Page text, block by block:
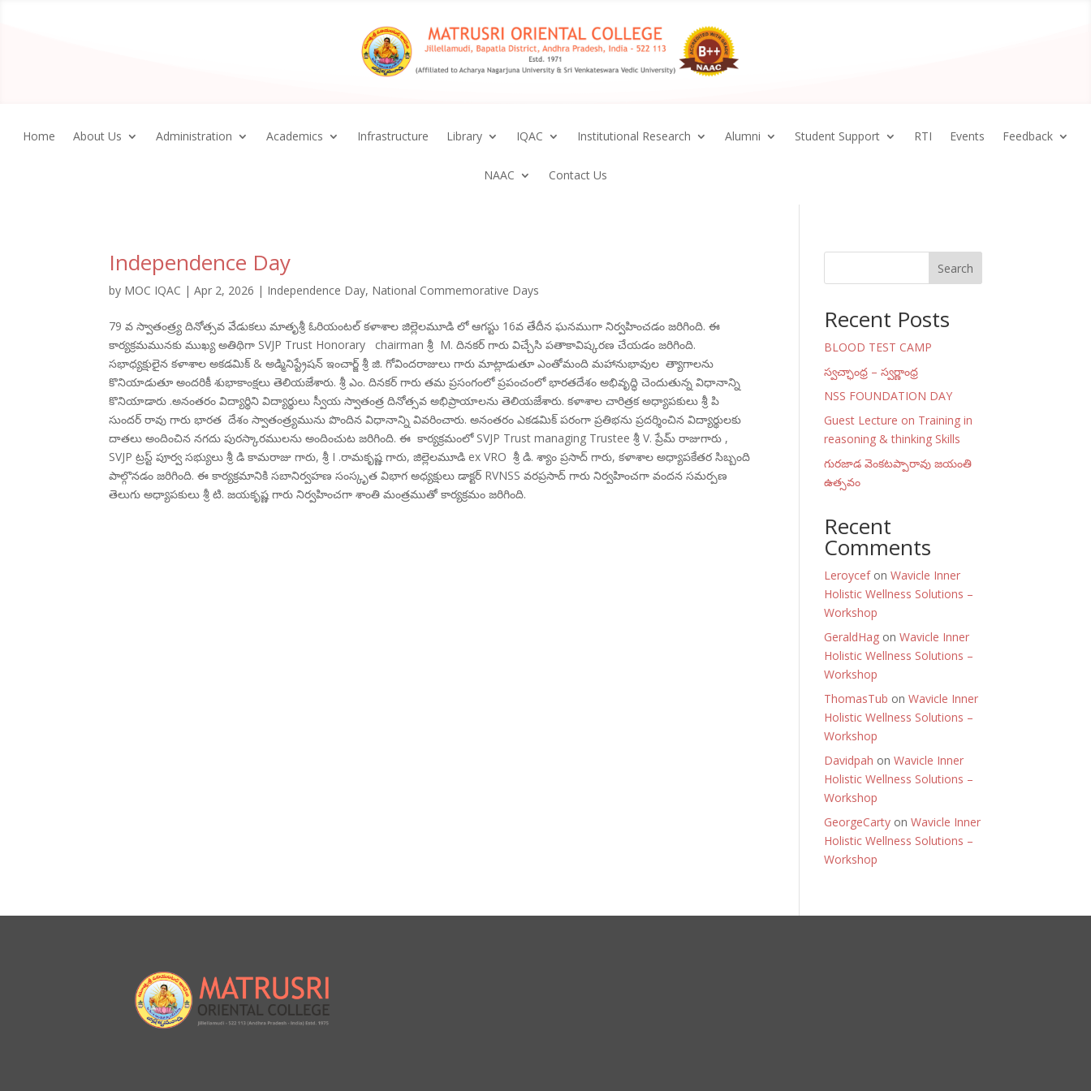
Home About Us Administration Academics Infrastructure Library IQAC Institutional Research Alumni Student Support RTI Events Feedback
NAAC Contact Us
Independence Day
by MOC IQAC |Apr 2, 2026 | Independence Day, National Commemorative Days
79 వ స్వాతంత్ర్య దినోత్సవ వేడుకలు మాతృశ్రీ ఓరియంటల్ కళాశాల జిల్లెలమూడి లో ఆగస్టు 16వ తేదీన ఘనముగా నిర్వహించడం జరిగింది. ఈ
కార్యక్రమమునకు ముఖ్య అతిథిగా SVJP Trust Honorary chairman శ్రీ M. దినకర్ గారు విచ్చేసి పతాకావిష్కరణ చేయడం జరిగింది.
సభాధ్యక్షులైన కళాశాల అకడమిక్ & అడ్మినిస్ట్రేషన్ ఇంచార్జ్ శ్రీ జి. గోవిందరాజులు గారు మాట్లాడుతూ ఎంతోమంది మహానుభావుల త్యాగాలను
కొనియాడుతూ అందరికీ శుభాకాంక్షలు తెలియజేశారు. శ్రీ ఎం. దినకర్ గారు తమ ప్రసంగంలో ప్రపంచంలో భారతదేశం అభివృద్ధి చెందుతున్న విధానాన్ని
కొనియాడారు .అనంతరం విద్యార్థిని విద్యార్థులు స్వీయ స్వాతంత్ర దినోత్సవ అభిప్రాయాలను తెలియజేశారు. కళాశాల చారిత్రక అధ్యాపకులు శ్రీ పి
సుందర్ రావు గారు భారత దేశం స్వాతంత్ర్యమును పొందిన విధానాన్ని వివరించారు. అనంతరం ఎకడమిక్ పరంగా ప్రతిభను ప్రదర్శించిన విద్యార్థులకు
దాతలు అందించిన నగదు పురస్కారములను అందించుట జరిగింది. ఈ కార్యక్రమంలో SVJP Trust managing Trustee శ్రీ V. ప్రేమ్ రాజుగారు ,
SVJP ట్రస్ట్ పూర్వ సభ్యులు శ్రీ డి కామరాజు గారు, శ్రీ I .రామకృష్ణ గారు, జిల్లెలమూడి ex VRO శ్రీ డి. శ్యాం ప్రసాద్ గారు, కళాశాల అధ్యాపకేతర సిబ్బంది
పాల్గొనడం జరిగింది. ఈ కార్యక్రమానికి సబానిర్వహణ సంస్కృత విభాగ అధ్యక్షులు డాక్టర్ RVNSS వరప్రసాద్ గారు నిర్వహించగా వందన సమర్పణ
తెలుగు అధ్యాపకులు శ్రీ టి. జయకృష్ణ గారు నిర్వహించగా శాంతి మంత్రముతో కార్యక్రమం జరిగింది.
Search
Recent Posts
BLOOD TEST CAMP
స్వచ్ఛాంధ్ర – స్వర్ణాంధ్ర
NSS FOUNDATION DAY
Guest Lecture on Training in
reasoning & thinking Skills
గురజాడ వెంకటప్పారావు జయంతి
ఉత్సవం
Recent
Comments
LeroycefonWavicle Inner
Holistic Wellness Solutions –
Workshop
GeraldHag onWavicle Inner
Holistic Wellness Solutions –
Workshop
ThomasTub onWavicle Inner
Holistic Wellness Solutions –
Workshop
Davidpah onWavicle Inner
Holistic Wellness Solutions –
Workshop
GeorgeCarty onWavicle Inner
Holistic Wellness Solutions –
Workshop